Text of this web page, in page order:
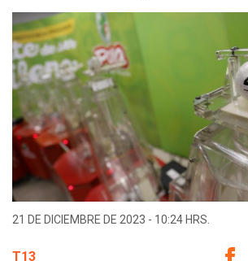
21 DE DICIEMBRE DE 2023 - 10:24 HRS.
T13